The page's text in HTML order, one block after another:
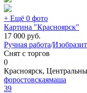
+ Ещё 0 фото
Картина "Красноярск"
17 000 руб.
Ручная работа/
Снят с торгов
0
Красноярск,
форостовскаямаша
39